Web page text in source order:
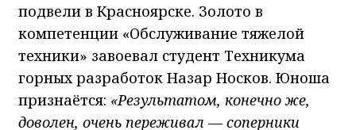
подвели в Красноярске. Золото в
компетенции «Обслуживание тяжелой
техники» завоевал студент Техникума
горных разработок Назар Носков. Юноша
признаётся: «Результатом, конечно же,
доволен, очень переживал — соперники